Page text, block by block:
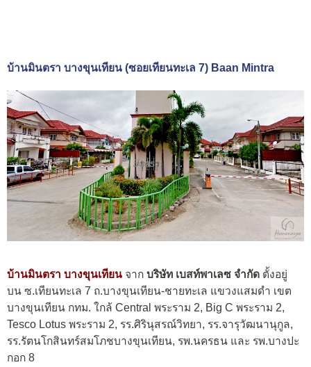
บ้านมินตรา บางขุนเทียน (ซอยเทียนทะเล 7) Baan Mintra
บ้านมินตรา บางขุนเทียน จาก บริษัท เบสท์พาเลซ จำกัด ตั้งอยู่
บน ซ.เทียนทะเล 7 ถ.บางขุนเทียน-ชายทะเล แขวงแสมดำ เขต
บางขุนเทียน กทม. ใกล้ Central พระราม 2, Big C พระราม 2,
Tesco Lotus พระราม 2, รร.ศิรินุสรณ์วิทยา, รร.จารุวัฒนานุกูล,
รร.รัตนโกสินทร์สมโภชบางขุนเทียน, รพ.นครธน และ รพ.บางปะ
กอก 8